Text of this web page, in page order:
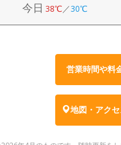
今日 38℃／30℃
営業時間や料
地図・アク